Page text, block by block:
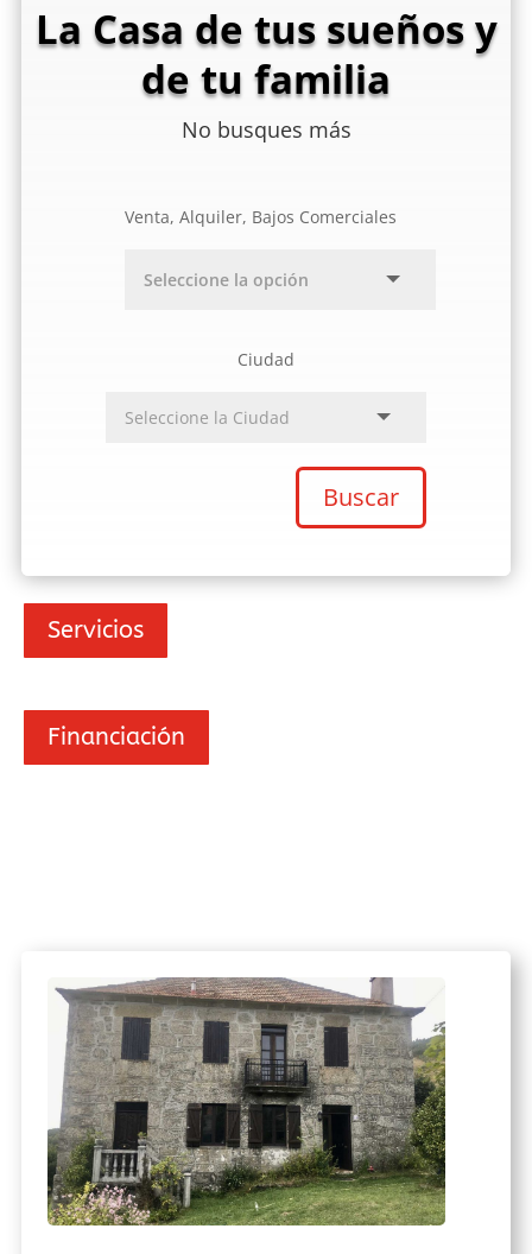
La Casa de tus sueños y
de tu familia
No busques más
Venta, Alquiler, Bajos Comerciales
Ciudad
Buscar
Servicios
Financiación